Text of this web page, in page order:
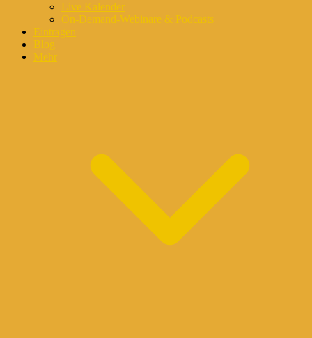
Live Kalender
On-Demand-Webinare & Podcasts
Eintragen
Blog
Mehr